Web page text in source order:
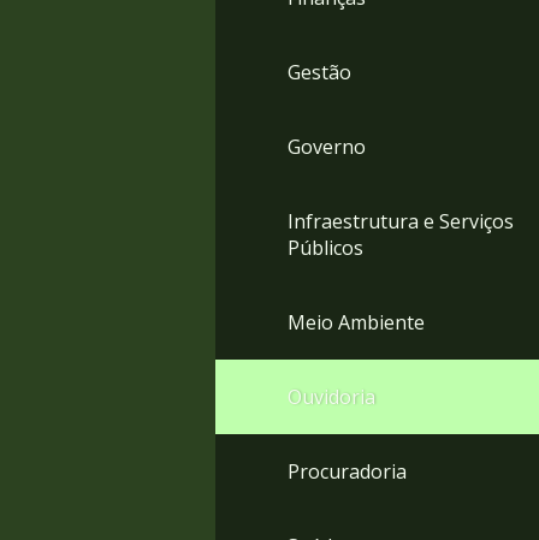
Gestão
Governo
Infraestrutura e Serviços
Públicos
Meio Ambiente
Ouvidoria
Procuradoria